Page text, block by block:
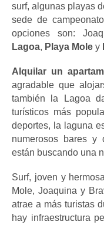
surf, algunas playas
sede de
opciones son:
Lagoa, Playa Mole y
Alquilar un
agradable que
también la Lagoa
turísticos más
deportes, la laguna
numerosos bares y
están buscando una
Surf, joven y
Mole, Joaquina y
atrae a más turistas
hay infraestructura